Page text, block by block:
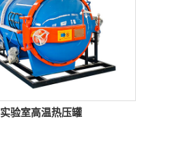
实验室高温热压罐